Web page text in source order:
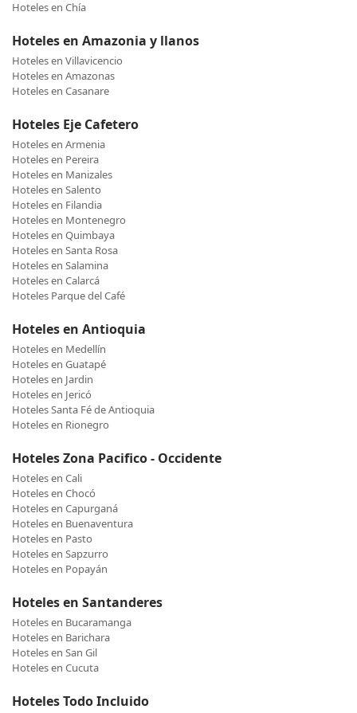
Hoteles en Chía
Hoteles en Amazonia y llanos
Hoteles en Villavicencio
Hoteles en Amazonas
Hoteles en Casanare
Hoteles Eje Cafetero
Hoteles en Armenia
Hoteles en Pereira
Hoteles en Manizales
Hoteles en Salento
Hoteles en Filandia
Hoteles en Montenegro
Hoteles en Quimbaya
Hoteles en Santa Rosa
Hoteles en Salamina
Hoteles en Calarcá
Hoteles Parque del Café
Hoteles en Antioquia
Hoteles en Medellín
Hoteles en Guatapé
Hoteles en Jardin
Hoteles en Jericó
Hoteles Santa Fé de Antioquia
Hoteles en Rionegro
Hoteles Zona Pacifico - Occidente
Hoteles en Cali
Hoteles en Chocó
Hoteles en Capurganá
Hoteles en Buenaventura
Hoteles en Pasto
Hoteles en Sapzurro
Hoteles en Popayán
Hoteles en Santanderes
Hoteles en Bucaramanga
Hoteles en Barichara
Hoteles en San Gil
Hoteles en Cucuta
Hoteles Todo Incluido